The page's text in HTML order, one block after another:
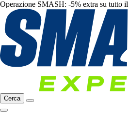
Operazione SMASH: -5% extra su tutto
Cerca